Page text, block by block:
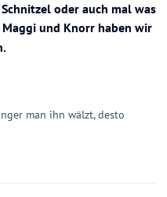
oder auch mal was
Maggi und Knorr haben wir
man ihn wälzt, desto